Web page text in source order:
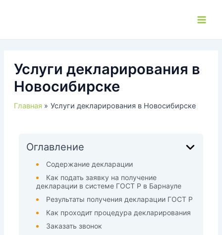
Услуги декларирования в
Новосибирске
Главная Услуги декларирования в Новосибирске
Оглавление
Содержание декларации
Как подать заявку на получение
декларации в системе ГОСТ Р в Барнауле
Результаты получения декларации ГОСТ Р
Как проходит процедура декларирования
Заказать звонок